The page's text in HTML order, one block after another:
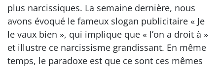
plus narcissiques. La semaine dernière, nous
avons évoqué le fameux slogan publicitaire « Je
le vaux bien », qui implique que « l’on a droit à »
et illustre ce narcissisme grandissant. En même
temps, le paradoxe est que ce sont ces mêmes